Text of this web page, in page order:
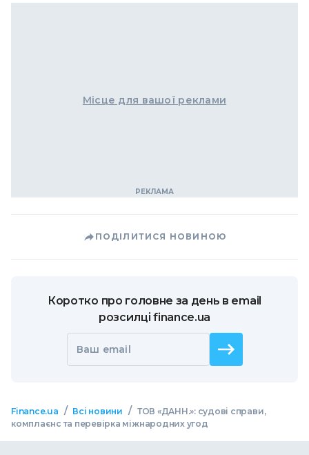
Місце для вашої реклами
ПОДІЛИТИСЯ НОВИНОЮ
Коротко про головне за день в email
розсилці finance.ua
Ваш email
Finance.ua / Всі новини / ТОВ «ДАНН.»: судові справи,
комплаєнс та перевірка міжнародних угод